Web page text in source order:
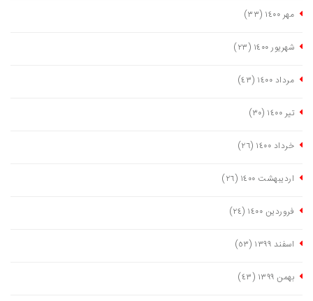
مهر ١٤٠٠ (٣٣)
شهریور ١٤٠٠ (٢٣)
مرداد ١٤٠٠ (٤٣)
تیر ١٤٠٠ (٣٠)
خرداد ١٤٠٠ (٢٦)
اردیبهشت ١٤٠٠ (٢٦)
فروردین ١٤٠٠ (٢٤)
اسفند ١٣٩٩ (٥٣)
بهمن ١٣٩٩ (٤٣)